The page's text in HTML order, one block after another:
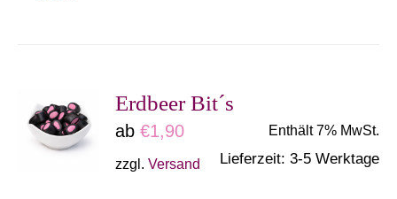
auf.
Die
Optionen
Erdbeer Bit´s
ab€1,90 Enthält 7% MwSt.
zzgl.Versand Lieferzeit: 3-5 Werktage